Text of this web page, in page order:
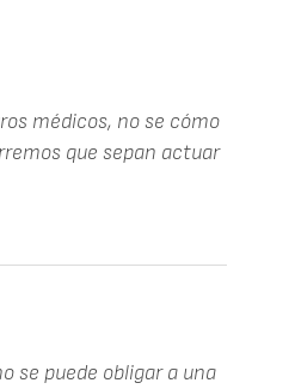
médicos, no se cómo
que sepan actuar
se puede obligar a una